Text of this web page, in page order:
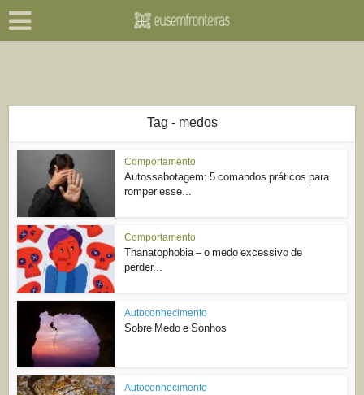
Tag - medos
Comportamento
Autossabotagem: 5 comandos práticos para
romper esse...
Comportamento
Thanatophobia – o medo excessivo de
perder...
Autoconhecimento
Sobre Medo e Sonhos
Autoconhecimento